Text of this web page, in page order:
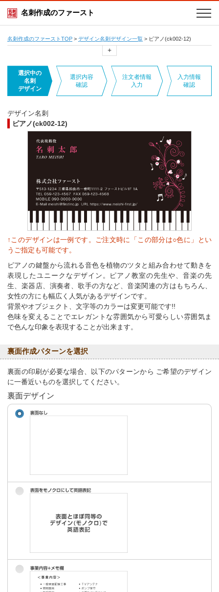
名刺作成のファースト
名刺作成のファーストTOP > デザイン名刺デザイン一覧 > ピアノ(ck002-12)
+
選択中の
名刺
デザイン
選択内容
確認
注文者情報
入力
入力情報
確認
デザイン名刺
ピアノ(ck002-12)
↑このデザインは一例です。ご注文時に「この部分は○色に」とい
うご指定も可能です。
ピアノの鍵盤から流れる音色を植物のツタと組み合わせて動きを
表現したユニークなデザイン。ピアノ教室の先生や、音楽の先
生、楽器店、演奏者、歌手の方など、音楽関連の方はもちろん、
女性の方にも幅広く人気があるデザインです。
背景やオブジェクト、文字等のカラーは変更可能です!!
色味を変えることでエレガントな雰囲気から可愛らしい雰囲気ま
で色んな印象を表現することが出来ます。
裏面作成パターンを選択
裏面の印刷が必要な場合、以下のパターンから ご希望のデザイン
に一番近いものを選択してください。
裏面デザイン